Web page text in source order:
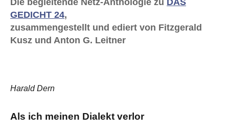
Die begleitende Netz-Anthologie zu DAS
GEDICHT 24,
zusammengestellt und ediert von Fitzgerald
Kusz und Anton G. Leitner
Harald Dern
Als ich meinen Dialekt verlor